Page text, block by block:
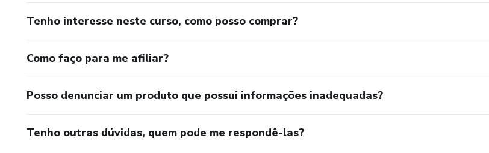
Tenho interesse neste curso, como posso comprar?
Como faço para me afiliar?
Posso denunciar um produto que possui informações inadequadas?
Tenho outras dúvidas, quem pode me respondê-las?